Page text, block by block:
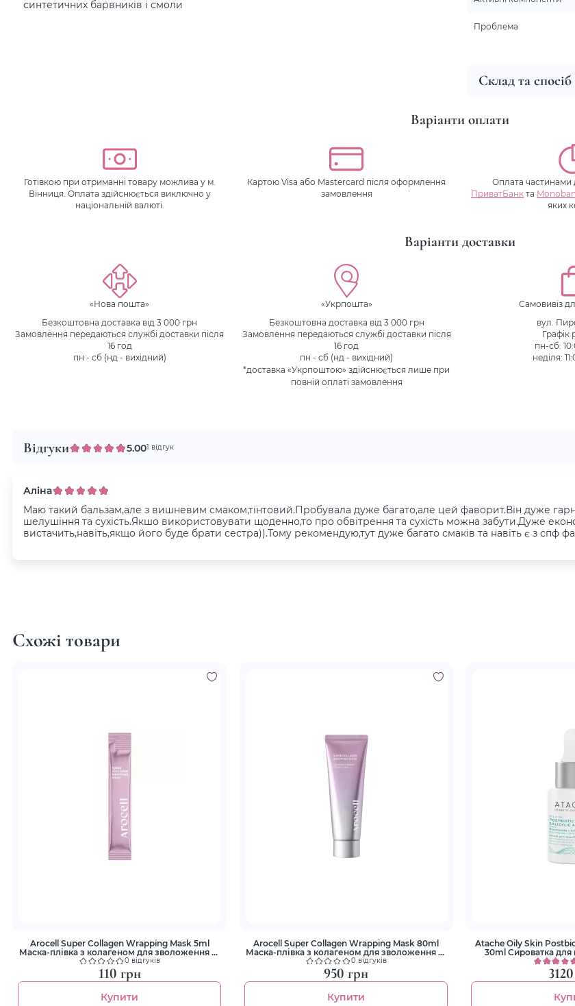
синтетичних барвників і смоли
Склад та
Проблема
Варіанти оплати
Готівкою при отриманні товару можлива у м.
Вінниця. Оплата здійснюється виключно у
національній валюті.
Картою Visa або Mastercard після оформлення
замовлення
Оплата частинами
ПриватБанк та
яких
Варіанти доставки
«Нова пошта»
Безкоштовна доставка від 3 000 грн
Замовлення передаються службі доставки після
16 год
пн - сб (нд - вихідний)
«Укрпошта»
Безкоштовна доставка від 3 000 грн
Замовлення передаються службі доставки після
16 год
пн - сб (нд - вихідний)
*доставка «Укрпоштою» здійснюється лише при
повній оплаті замовлення
Самовивіз
вул.
Графік
пн-сб:
неділя:
Відгуки 5.001 відгук
Аліна
Маю такий бальзам,але з вишневим смаком,тінтовий.Пробувала дуже багато,але цей фаворит.Він дуже
шелушіння та сухість.Якшо використовувати щоденно,то про обвітрення та сухість можна забути.Дуже
вистачить,навіть,якщо його буде брати сестра)).Тому рекомендую,тут дуже багато смаків та навіть є з спф
Схожі товари
Arocell Super Collagen Wrapping Mask 5ml
Маска-плівка з колагеном для зволоження та
ліфтингу0 відгуків
110 грн
Купити
Arocell Super Collagen Wrapping Mask 80ml
Маска-плівка з колагеном для зволоження та
ліфтингу0 відгуків
950 грн
Купити
Atache Oily Skin
30ml Cироватка